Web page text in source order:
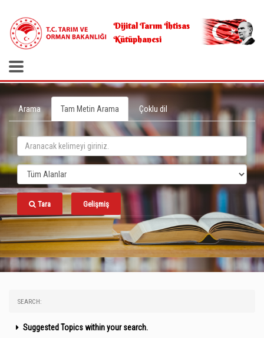
Dijital Tarım İhtisas
Kütüphanesi
Arama Tam Metin Arama Çoklu dil
Tara Gelişmiş
SEARCH:
Suggested Topics within your search.